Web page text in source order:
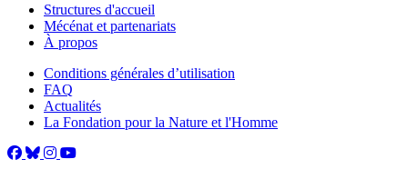
Structures d'accueil
Mécénat et partenariats
À propos
Conditions générales d’utilisation
FAQ
Actualités
La Fondation pour la Nature et l'Homme